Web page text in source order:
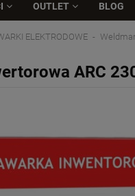
OUTLET BLOG
ELEKTRODOWE
ARC